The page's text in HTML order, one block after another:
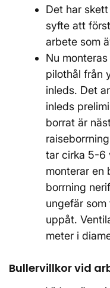
Det har
syfte att
arbete som
Nu
pilothål från
inleds. Det
inleds
borrat är
tar cirka 5-6
monterar en
borrning
ungefär
uppåt.
meter i
Bullervillkor vid